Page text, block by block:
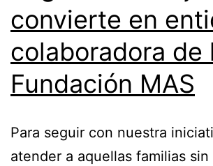
convierte en
colaboradora de
Fundación MAS
Para seguir con nuestra
atender a aquellas familias sin